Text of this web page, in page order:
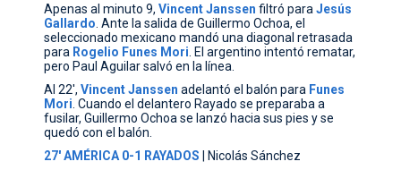
Apenas al minuto 9,Vincent Janssen filtró paraJesús
Gallardo . Ante la salida de Guillermo Ochoa, el
seleccionado mexicano mandó una diagonal retrasada
para Rogelio Funes Mori . El argentino intentó rematar,
pero Paul Aguilar salvó en la línea.
Al 22',Vincent Janssen adelantó el balón para Funes
Mori . Cuando el delantero Rayado se preparaba a
fusilar, Guillermo Ochoa se lanzó hacia sus pies y se
quedó con el balón.
27' AMÉRICA 0-1 RAYADOS | Nicolás Sánchez